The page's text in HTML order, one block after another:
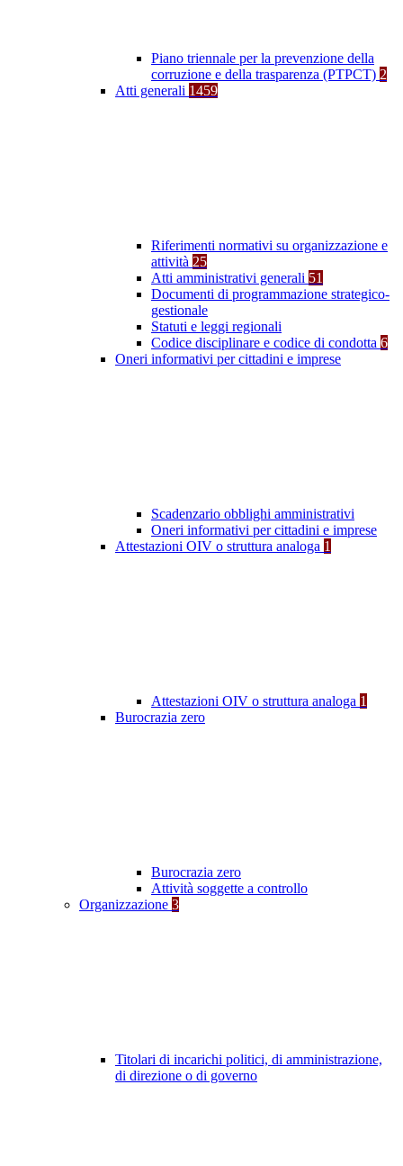
Piano triennale per la prevenzione della
corruzione e della trasparenza (PTPCT) 2
Atti generali 1459
Riferimenti normativi su organizzazione e
attività 25
Atti amministrativi generali 51
Documenti di programmazione strategico-
gestionale
Statuti e leggi regionali
Codice disciplinare e codice di condotta 6
Oneri informativi per cittadini e imprese
Scadenzario obblighi amministrativi
Oneri informativi per cittadini e imprese
Attestazioni OIV o struttura analoga 1
Attestazioni OIV o struttura analoga 1
Burocrazia zero
Burocrazia zero
Attività soggette a controllo
Organizzazione 3
Titolari di incarichi politici, di amministrazione,
di direzione o di governo